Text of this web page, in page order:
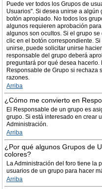
Puede ver todos los Grupos de
Usuarios". Si desea unirse a algún
botón apropiado. No todos los
algunos requieren aprobación
algunos son ocultos. Si el grupo
clic en el botón correspondiente.
unirse, puede solicitar unirse
responsable del grupo deberá
preguntará por qué desea hacerlo.
Responsable de Grupo si rechaza
razones.
Arriba
¿Cómo me convierto en
El Responsable de un grupo es
grupo. Si está interesado en crear
Administración.
Arriba
¿Por qué algunos Grupos de
colores?
La Administración del foro tiene la
usuarios de un grupo para hacer
Arriba